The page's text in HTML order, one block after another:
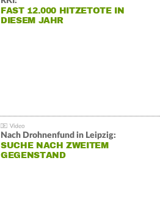
FAST 12.000 HITZETOTE IN
DIESEM JAHR
Nach Drohnenfund in Leipzig:
SUCHE NACH ZWEITEM
GEGENSTAND